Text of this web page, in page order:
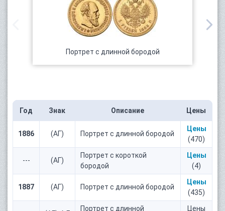
Портрет с длинной бородой
Год Знак Описание Цены
1886 (АГ) Портрет с длинной бородой
Цены
(470)
--- (АГ)
Портрет с короткой
бородой
Цены
(4)
1887 (АГ) Портрет с длинной бородой
Цены
(435)
Портрет с длинной Цены